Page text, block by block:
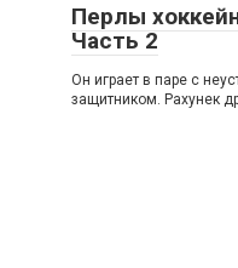
Перлы
Часть 2
Он играет в паре с
защитником. Рахунек